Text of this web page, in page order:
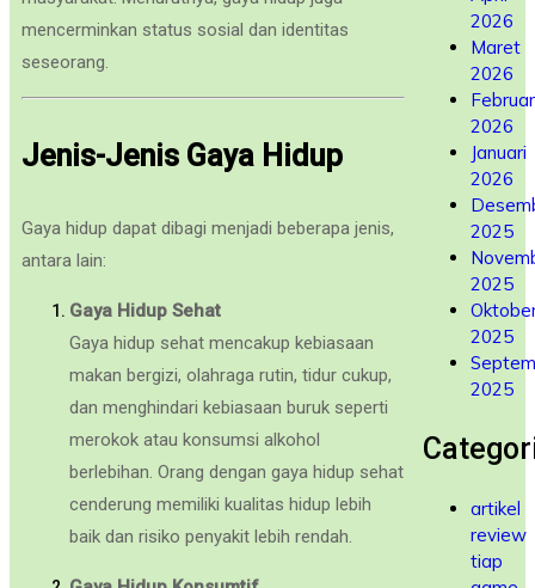
mencerminkan status sosial dan identitas
seseorang.
Jenis-Jenis Gaya Hidup
Gaya hidup dapat dibagi menjadi beberapa jenis,
antara lain:
Gaya Hidup Sehat
Gaya hidup sehat mencakup kebiasaan
makan bergizi, olahraga rutin, tidur cukup,
dan menghindari kebiasaan buruk seperti
merokok atau konsumsi alkohol
berlebihan. Orang dengan gaya hidup sehat
cenderung memiliki kualitas hidup lebih
baik dan risiko penyakit lebih rendah.
2026
Maret
2026
2026
Januari
2026
2025
2025
2025
2025
artikel
review
tiap